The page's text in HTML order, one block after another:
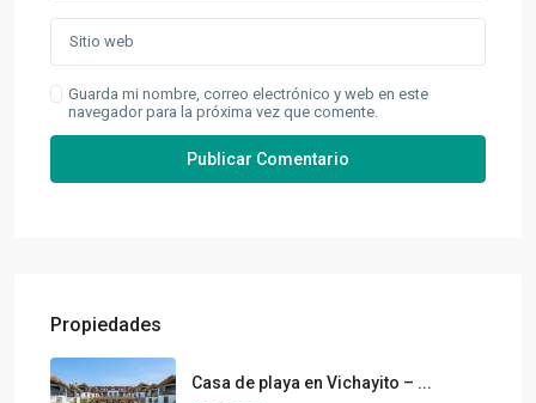
Guarda mi nombre, correo electrónico y web en este
navegador para la próxima vez que comente.
Propiedades
Casa de playa en Vichayito – ...